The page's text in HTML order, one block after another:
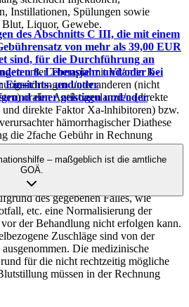
Instillationen, Spülungen sowie
Liquor, Gewebe.
unter Therapie mit Vitamin K-
unter anderen (nicht
oralen Antikoagulanzien (direkte
direkte Faktor Xa-lnhibitoren) bzw.
hämorrhagischer Diathese
die 2fache Gebühr in Rechnung
die Blutstillung aufgrund der
so aufwendig ist, dass
Schnitt- Naht-Zeit nahezu verdoppelt
besteht, die Maßnahme zeitlich zu
des gegebenen Falles, wie
etc. eine Normalisierung der
der Behandlung nicht erfolgen kann.
Zuschläge sind von der
Die medizinische
für die nicht rechtzeitig mögliche
müssen in der Rechnung
des Abschnitts C III, die mit einem
von mehr als 39,00 EUR
sind, für die Durchführung an
8. Lebensjahr und/oder bei
Einsichts- und/oder
einer geistigen und/oder
– maßgeblich ist die amtliche
GOÄ.
mit KI automatisieren
Produkte